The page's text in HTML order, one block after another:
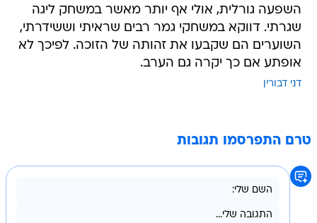
השפעה גורלית, אולי אף יותר מאשר במשחק ליגה
שגרתי. דווקא במשחקי גמר רבים שראיתי וששידרתי,
השוערים הם שקבעו את זהותה של הזוכה. לפיכך לא
אופתע אם כך יקרה גם הערב.
דני דבורין
טרם התפרסמו תגובות